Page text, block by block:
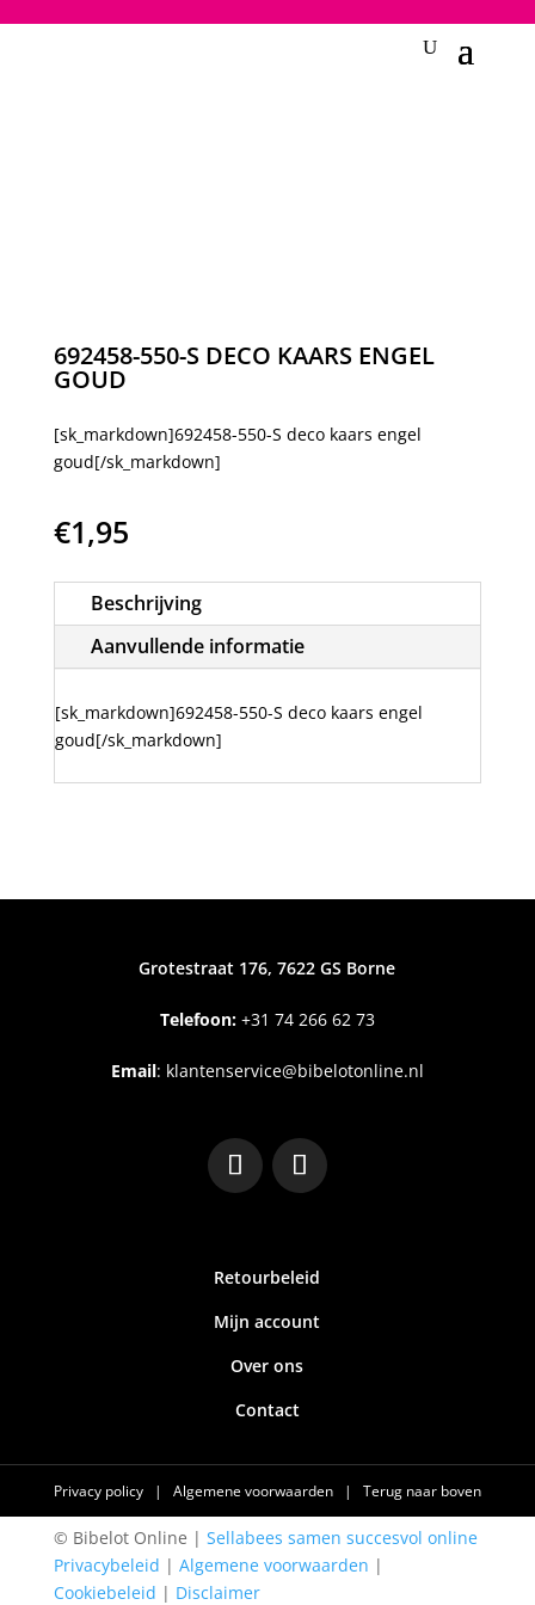
692458-550-S DECO KAARS ENGEL
GOUD
[sk_markdown]692458-550-S deco kaars engel
goud[/sk_markdown]
€1,95
Beschrijving
Aanvullende informatie
[sk_markdown]692458-550-S deco kaars engel
goud[/sk_markdown]
Grotestraat 176, 7622 GS Borne
Telefoon:+31 74 266 62 73
Email: klantenservice@bibelotonline.nl
Retourbeleid
Mijn account
Over ons
Contact
Privacy policy | Algemene voorwaarden | Terug naar boven
© Bibelot Online | Sellabees samen succesvol online
Privacybeleid | Algemene voorwaarden |
Cookiebeleid | Disclaimer